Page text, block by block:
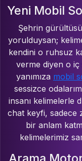
Yeni Mobil
Şehrin
yorulduysan;
kendini o ruhsuz
verme diyen o
yanımıza mobil
sessizce
insanı kelimelerle
chat keyfi, sadece
bir anlam
kelimelerimiz